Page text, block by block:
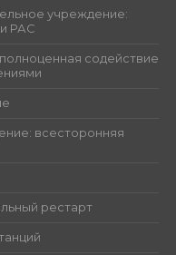
учреждение:
РАС
содействие
всесторонняя
рестарт